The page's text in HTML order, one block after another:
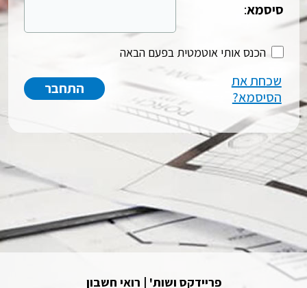
סיסמא:
הכנס אותי אוטמטית בפעם הבאה
שכחת את
הסיסמא?
פריידקס ושות' | רואי חשבון